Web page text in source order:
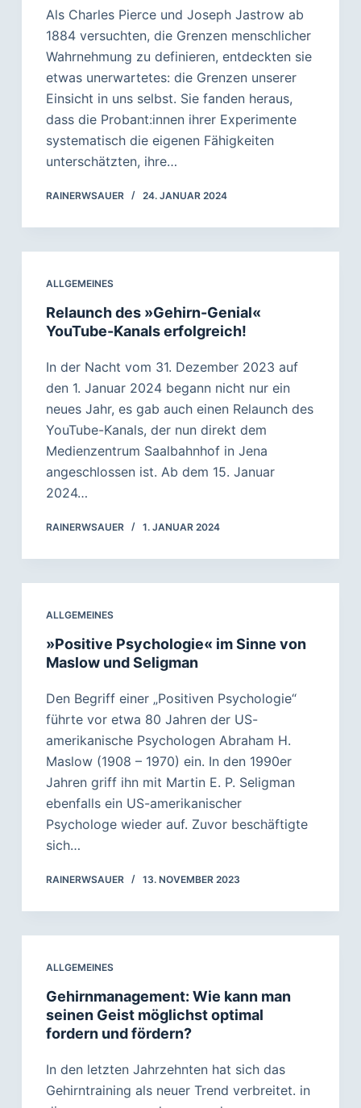
Als Charles Pierce und Joseph Jastrow ab
1884 versuchten, die Grenzen menschlicher
Wahrnehmung zu definieren, entdeckten sie
etwas unerwartetes: die Grenzen unserer
Einsicht in uns selbst. Sie fanden heraus,
dass die Probant:innen ihrer Experimente
systematisch die eigenen Fähigkeiten
unterschätzten, ihre…
RAINERWSAUER 24. JANUAR 2024
ALLGEMEINES
Relaunch des »Gehirn-Genial«
YouTube-Kanals erfolgreich!
In der Nacht vom 31. Dezember 2023 auf
den 1. Januar 2024 begann nicht nur ein
neues Jahr, es gab auch einen Relaunch des
YouTube-Kanals, der nun direkt dem
Medienzentrum Saalbahnhof in Jena
angeschlossen ist. Ab dem 15. Januar
2024…
RAINERWSAUER 1. JANUAR 2024
ALLGEMEINES
»Positive Psychologie« im Sinne von
Maslow und Seligman
Den Begriff einer „Positiven Psychologie“
führte vor etwa 80 Jahren der US-
amerikanische Psychologen Abraham H.
Maslow (1908 – 1970) ein. In den 1990er
Jahren griff ihn mit Martin E. P. Seligman
ebenfalls ein US-amerikanischer
Psychologe wieder auf. Zuvor beschäftigte
sich…
RAINERWSAUER 13. NOVEMBER 2023
ALLGEMEINES
Gehirnmanagement: Wie kann man
seinen Geist möglichst optimal
fordern und fördern?
In den letzten Jahrzehnten hat sich das
Gehirntraining als neuer Trend verbreitet. in